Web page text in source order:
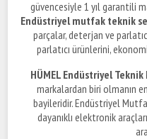
güvencesiyle 1 yıl garantili
Endüstriyel mutfak teknik
parçalar, deterjan ve
parlatıcı ürünlerini,
HÜMEL Endüstriyel
markalardan biri olmanın
bayileridir. Endüstriyel
dayanıklı elektronik